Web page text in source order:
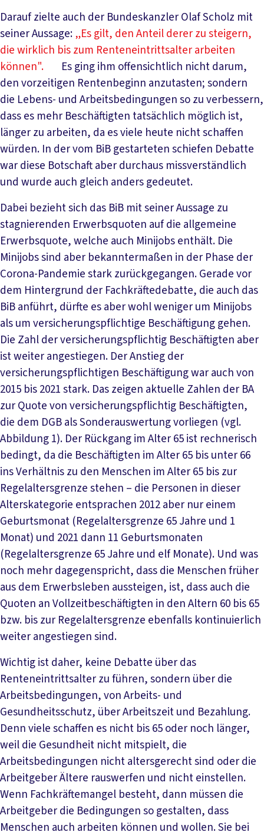
Darauf zielte auch der Bundeskanzler Olaf Scholz mit
seiner Aussage: „Es gilt, den Anteil derer zu steigern,
die wirklich bis zum Renteneintrittsalter arbeiten
können".
Es ging ihm offensichtlich nicht darum,
den vorzeitigen Rentenbeginn anzutasten; sondern
die Lebens- und Arbeitsbedingungen so zu verbessern,
dass es mehr Beschäftigten tatsächlich möglich ist,
länger zu arbeiten, da es viele heute nicht schaffen
würden. In der vom BiB gestarteten schiefen Debatte
war diese Botschaft aber durchaus missverständlich
und wurde auch gleich anders gedeutet.
Dabei bezieht sich das BiB mit seiner Aussage zu
stagnierenden Erwerbsquoten auf die allgemeine
Erwerbsquote, welche auch Minijobs enthält. Die
Minijobs sind aber bekanntermaßen in der Phase der
Corona-Pandemie stark zurückgegangen. Gerade vor
dem Hintergrund der Fachkräftedebatte, die auch das
BiB anführt, dürfte es aber wohl weniger um Minijobs
als um versicherungspflichtige Beschäftigung gehen.
Die Zahl der versicherungspflichtig Beschäftigten aber
ist weiter angestiegen. Der Anstieg der
versicherungspflichtigen Beschäftigung war auch von
2015 bis 2021 stark. Das zeigen aktuelle Zahlen der BA
zur Quote von versicherungspflichtig Beschäftigten,
die dem DGB als Sonderauswertung vorliegen (vgl.
Abbildung 1). Der Rückgang im Alter 65 ist rechnerisch
bedingt, da die Beschäftigten im Alter 65 bis unter 66
ins Verhältnis zu den Menschen im Alter 65 bis zur
Regelaltersgrenze stehen – die Personen in dieser
Alterskategorie entsprachen 2012 aber nur einem
Geburtsmonat (Regelaltersgrenze 65 Jahre und 1
Monat) und 2021 dann 11 Geburtsmonaten
(Regelaltersgrenze 65 Jahre und elf Monate). Und was
noch mehr dagegenspricht, dass die Menschen früher
aus dem Erwerbsleben aussteigen, ist, dass auch die
Quoten an Vollzeitbeschäftigten in den Altern 60 bis 65
bzw. bis zur Regelaltersgrenze ebenfalls kontinuierlich
weiter angestiegen sind.
Wichtig ist daher, keine Debatte über das
Renteneintrittsalter zu führen, sondern über die
Arbeitsbedingungen, von Arbeits- und
Gesundheitsschutz, über Arbeitszeit und Bezahlung.
Denn viele schaffen es nicht bis 65 oder noch länger,
weil die Gesundheit nicht mitspielt, die
Arbeitsbedingungen nicht altersgerecht sind oder die
Arbeitgeber Ältere rauswerfen und nicht einstellen.
Wenn Fachkräftemangel besteht, dann müssen die
Arbeitgeber die Bedingungen so gestalten, dass
Menschen auch arbeiten können und wollen. Sie bei